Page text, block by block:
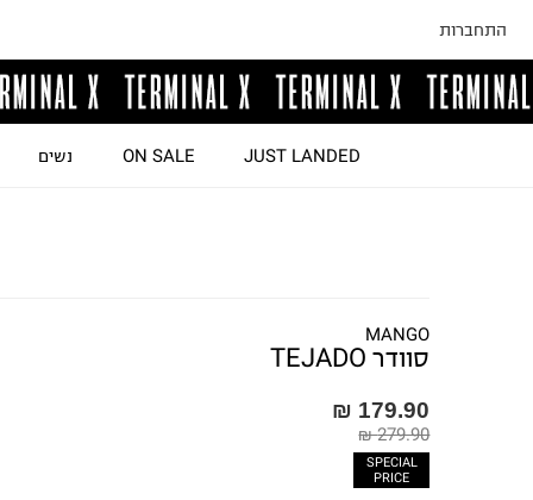
התחברות
JUST LANDED
ON SALE נשים
MANGO
סוודר TEJADO
179.90 ₪
279.90 ₪
SPECIAL
PRICE